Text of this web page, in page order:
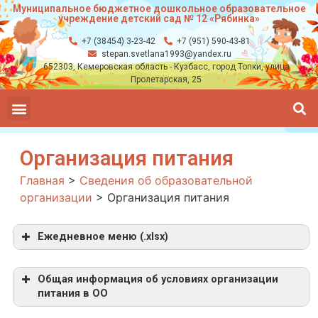
Муниципальное бюджетное дошкольное образовательное
учреждение детский сад № 12 «Рябинка»
+7 (38454) 3-23-42
+7 (951) 590-43-81
stepan.svetlana1993@yandex.ru
652303, Кемеровская область - Кузбасс, город Топки, улица
Пролетарская, 25
Организация питания
Главная > Сведения об образовательной
организации > Организация питания
Ежедневное меню (.xlsx)
Общая информация об условиях организации
питания в ОО